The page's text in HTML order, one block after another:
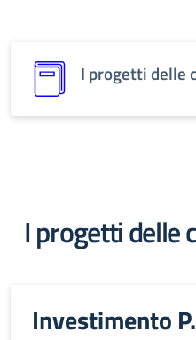
I progetti delle
I progetti delle
Investimento